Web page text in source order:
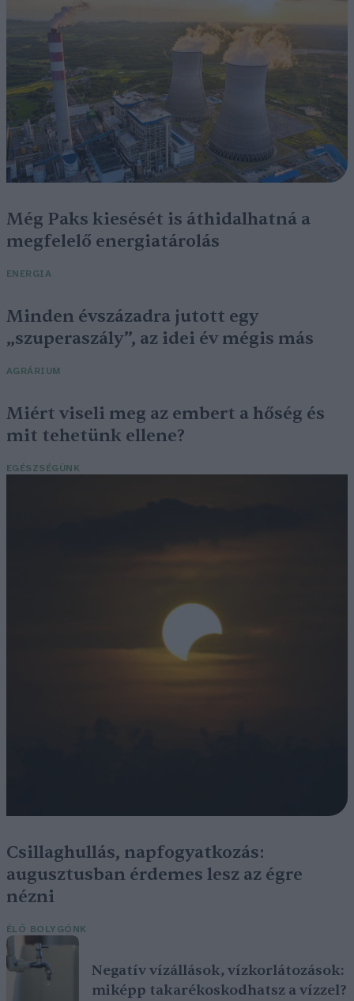
Még Paks kiesését is áthidalhatná a
megfelelő energiatárolás
ENERGIA
Minden évszázadra jutott egy
„szuperaszály”, az idei év mégis más
AGRÁRIUM
Miért viseli meg az embert a hőség és
mit tehetünk ellene?
EGÉSZSÉGÜNK
Csillaghullás, napfogyatkozás:
augusztusban érdemes lesz az égre
nézni
ÉLŐ BOLYGÓNK
Negatív vízállások, vízkorlátozások:
miképp takarékoskodhatsz a vízzel?